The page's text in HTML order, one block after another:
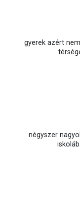
gyerek azért
négyszer